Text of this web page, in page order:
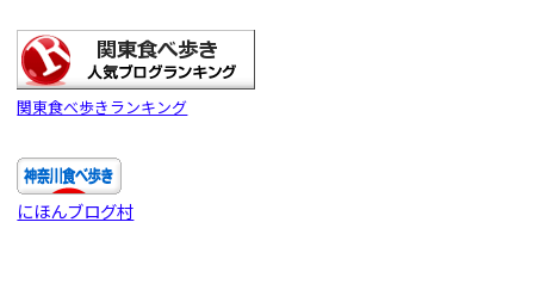
関東食べ歩きランキング
にほんブログ村